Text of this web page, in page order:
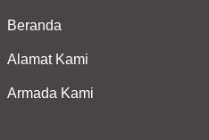
Beranda
Alamat Kami
Armada Kami